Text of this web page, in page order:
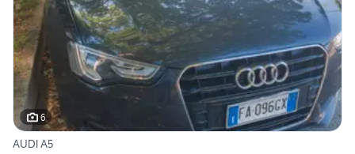
6
AUDI A5